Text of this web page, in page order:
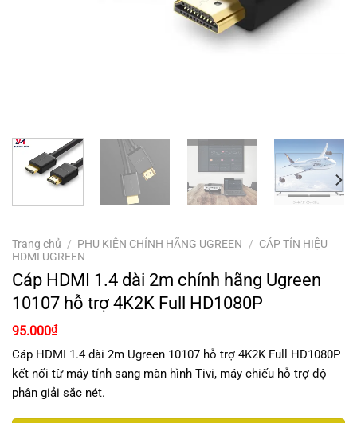
Trang chủ / PHỤ KIỆN CHÍNH HÃNG UGREEN / CÁP TÍN HIỆU
HDMI UGREEN
Cáp HDMI 1.4 dài 2m chính hãng Ugreen
10107 hỗ trợ 4K2K Full HD1080P
Giá
là:
110.000₫.
95.000₫Giá
tại
là:
95.000₫.
Cáp HDMI 1.4 dài 2m Ugreen 10107 hỗ trợ 4K2K Full HD1080P
kết nối từ máy tính sang màn hình Tivi, máy chiếu hỗ trợ độ
phân giải sắc nét.